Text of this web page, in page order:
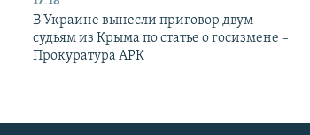
В Украине вынесли приговор двум
судьям из Крыма по статье о госизмене –
Прокуратура АРК